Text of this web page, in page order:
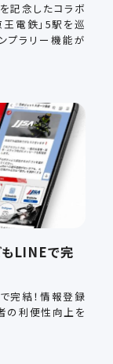
記念したコラボ
電鉄」5駅を巡
プラリー機能が
LINEで完
完結！情報登録
の利便性向上を